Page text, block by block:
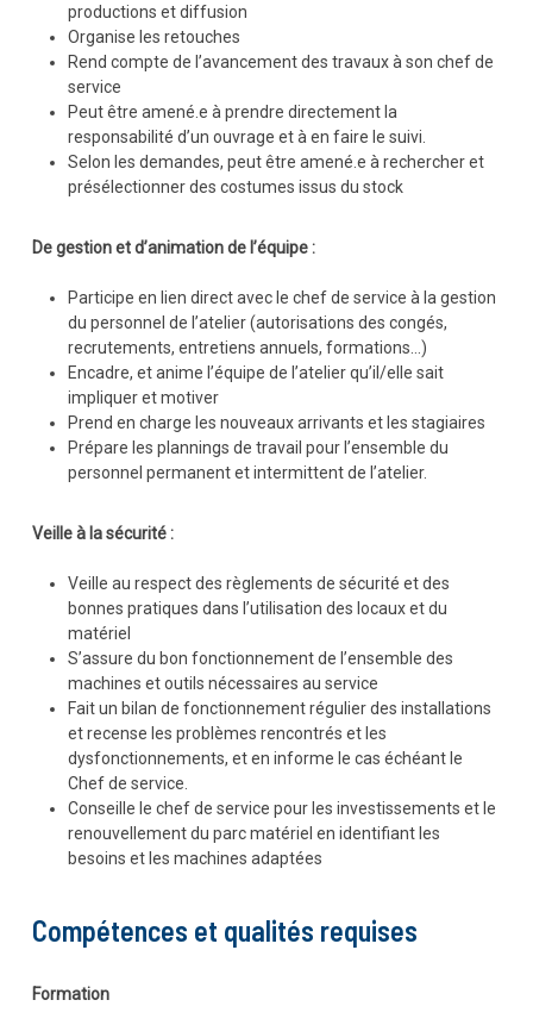
productions et diffusion
Organise les retouches
Rend compte de l’avancement des travaux à son chef de
service
Peut être amené.e à prendre directement la
responsabilité d’un ouvrage et à en faire le suivi.
Selon les demandes, peut être amené.e à rechercher et
présélectionner des costumes issus du stock
De gestion et d’animation de l’équipe :
Participe en lien direct avec le chef de service à la gestion
du personnel de l’atelier (autorisations des congés,
recrutements, entretiens annuels, formations…)
Encadre, et anime l’équipe de l’atelier qu’il/elle sait
impliquer et motiver
Prend en charge les nouveaux arrivants et les stagiaires
Prépare les plannings de travail pour l’ensemble du
personnel permanent et intermittent de l’atelier.
Veille à la sécurité :
Veille au respect des règlements de sécurité et des
bonnes pratiques dans l’utilisation des locaux et du
matériel
S’assure du bon fonctionnement de l’ensemble des
machines et outils nécessaires au service
Fait un bilan de fonctionnement régulier des installations
et recense les problèmes rencontrés et les
dysfonctionnements, et en informe le cas échéant le
Chef de service.
Conseille le chef de service pour les investissements et le
renouvellement du parc matériel en identifiant les
besoins et les machines adaptées
Compétences et qualités requises
Formation